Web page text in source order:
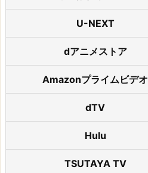
U-NEXT
dアニメストア
Amazonプライムビデオ
dTV
Hulu
TSUTAYA TV